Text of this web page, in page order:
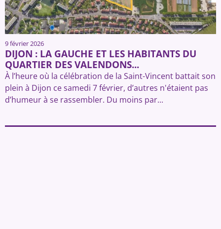
9 février 2026
DIJON : LA GAUCHE ET LES HABITANTS DU
QUARTIER DES VALENDONS...
À l’heure où la célébration de la Saint-Vincent battait son
plein à Dijon ce samedi 7 février, d’autres n'étaient pas
d’humeur à se rassembler. Du moins par...